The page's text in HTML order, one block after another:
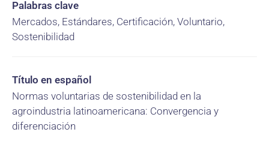
Palabras clave
Mercados, Estándares, Certificación, Voluntario,
Sostenibilidad
Título en español
Normas voluntarias de sostenibilidad en la
agroindustria latinoamericana: Convergencia y
diferenciación